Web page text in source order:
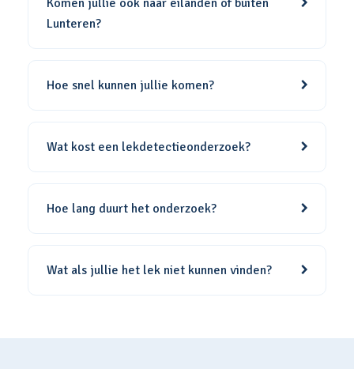
Komen jullie ook naar eilanden of buiten
Lunteren?
Hoe snel kunnen jullie komen?
Wat kost een lekdetectieonderzoek?
Hoe lang duurt het onderzoek?
Wat als jullie het lek niet kunnen vinden?